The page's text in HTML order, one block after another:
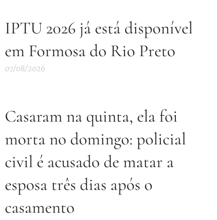
IPTU 2026 já está disponível
em Formosa do Rio Preto
07/08/2026
Casaram na quinta, ela foi
morta no domingo: policial
civil é acusado de matar a
esposa três dias após o
casamento